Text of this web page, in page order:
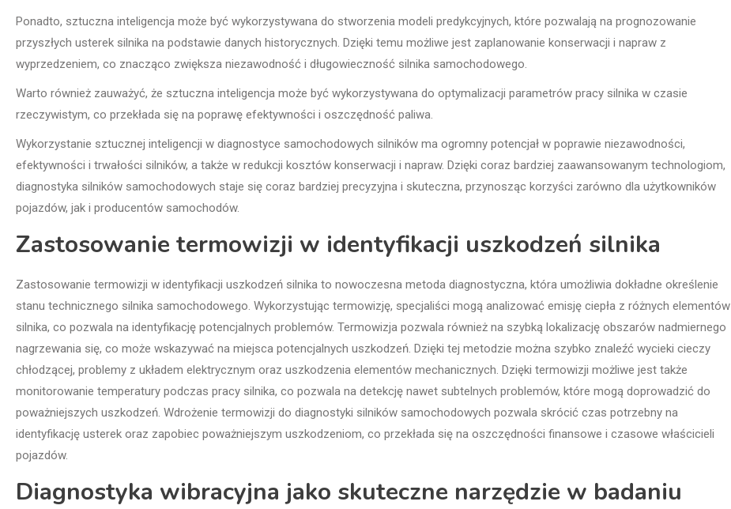
Ponadto, sztuczna inteligencja może być wykorzystywana do stworzenia modeli predykcyjnych, które pozwalają na prognozowanie
przyszłych usterek silnika na podstawie danych historycznych. Dzięki temu możliwe jest zaplanowanie konserwacji i napraw z
wyprzedzeniem, co znacząco zwiększa niezawodność i długowieczność silnika samochodowego.
Warto również zauważyć, że sztuczna inteligencja może być wykorzystywana do optymalizacji parametrów pracy silnika w czasie
rzeczywistym, co przekłada się na poprawę efektywności i oszczędność paliwa.
Wykorzystanie sztucznej inteligencji w diagnostyce samochodowych silników ma ogromny potencjał w poprawie niezawodności,
efektywności i trwałości silników, a także w redukcji kosztów konserwacji i napraw. Dzięki coraz bardziej zaawansowanym technologiom,
diagnostyka silników samochodowych staje się coraz bardziej precyzyjna i skuteczna, przynosząc korzyści zarówno dla użytkowników
pojazdów, jak i producentów samochodów.
Zastosowanie termowizji w identyfikacji uszkodzeń silnika
Zastosowanie termowizji w identyfikacji uszkodzeń silnika to nowoczesna metoda diagnostyczna, która umożliwia dokładne określenie
stanu technicznego silnika samochodowego. Wykorzystując termowizję, specjaliści mogą analizować emisję ciepła z różnych elementów
silnika, co pozwala na identyfikację potencjalnych problemów. Termowizja pozwala również na szybką lokalizację obszarów nadmiernego
nagrzewania się, co może wskazywać na miejsca potencjalnych uszkodzeń. Dzięki tej metodzie można szybko znaleźć wycieki cieczy
chłodzącej, problemy z układem elektrycznym oraz uszkodzenia elementów mechanicznych. Dzięki termowizji możliwe jest także
monitorowanie temperatury podczas pracy silnika, co pozwala na detekcję nawet subtelnych problemów, które mogą doprowadzić do
poważniejszych uszkodzeń. Wdrożenie termowizji do diagnostyki silników samochodowych pozwala skrócić czas potrzebny na
identyfikację usterek oraz zapobiec poważniejszym uszkodzeniom, co przekłada się na oszczędności finansowe i czasowe właścicieli
pojazdów.
Diagnostyka wibracyjna jako skuteczne narzędzie w badaniu